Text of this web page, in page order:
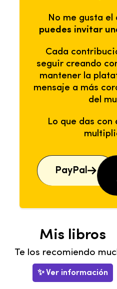
No me gusta el
puedes invitar
Cada
seguir creando
mantener la
mensaje a más
del
Lo que das con
PayPal
Mis libros
Te los recomiendo
✨ Ver información